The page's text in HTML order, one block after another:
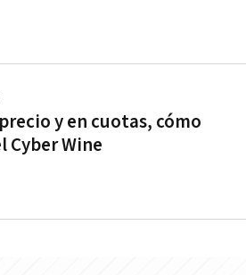
y en cuotas, cómo
Cyber Wine